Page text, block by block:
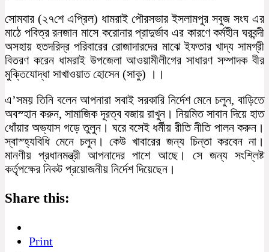
সোমবার (২৭শে এপ্রিল) ধামরাই পৌরসভার ইসলামপুর সবুজ সংঘ এর
মাঠে পবিত্র রনজান মাসে করোনার প্রাদুর্ভাব এর কারণে কর্মহীন ঘরবন্দী
অসহায় হতদরিদ্র পরিবারের রোজাদারদের মাঝে ইফতার খাদ্য সামগ্রী
বিতরণ করেন ধামরাই উপজেলা আওয়ামীলীগের সাধারণ সম্পাদক বীর
মুক্তিযোদ্ধা সাখাওয়াত হোসেন (সাকু) ।।
এ’সময় তিনি বলেন আপনারা সবাই সরকারি নির্দেশ মেনে চলুন, বাড়িতে
অবস্হান করুন, সামাজিক দূরত্ব বজায় রাখুন। নিয়মিত সাবান দিয়ে হাত
ধোঁয়ার অভ্যাস গড়ে তুলুন। ঘরে বসেই ধর্মীয় রীতি নীতি পালন করুন।
স্বাস্হ্যবিধি মেনে চলুন। কেউ খাবারের জন্য চিন্তা করবেন না।
মানণীয় প্রধানমন্ত্রী আপনাদের পাশে আছে। সে জন্য সংশ্লিষ্ট
কর্তৃপক্ষের নিকট প্রয়োজনীয় নির্দেশ দিয়েছেন।
Share this:
Print